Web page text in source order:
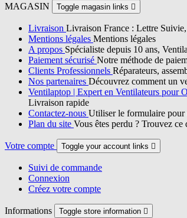
MAGASIN Toggle magasin links 
Livraison Livraison France : Lettre
Mentions légales Mentions légales
A propos Spécialiste depuis 10 ans,
Paiement sécurisé Notre méthode de
Clients Professionnels Réparateurs,
Nos partenaires Découvrez comment un
Ventilaptop | Expert en Ventilateurs pour
Livraison rapide
Contactez-nous Utiliser le formulaire pour
Plan du site Vous êtes perdu ? Trouvez ce
Votre compte Toggle your account links 
Suivi de commande
Connexion
Créez votre compte
Informations Toggle store information 